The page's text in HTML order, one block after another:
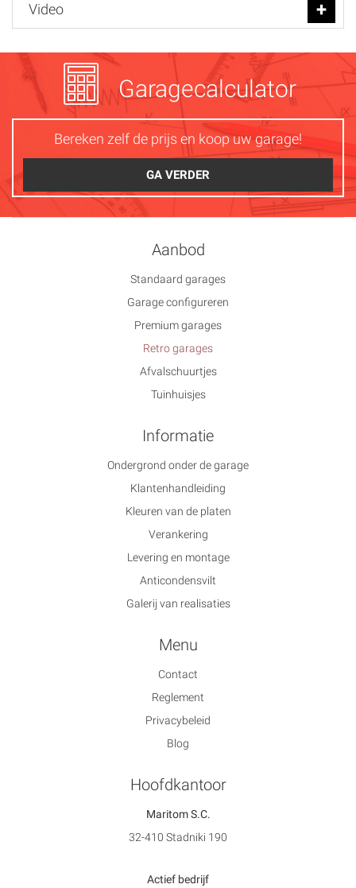
Video
Garagecalculator
Bereken zelf de prijs en koop uw garage!
GA VERDER
Aanbod
Standaard garages
Garage configureren
Premium garages
Retro garages
Afvalschuurtjes
Tuinhuisjes
Informatie
Ondergrond onder de garage
Klantenhandleiding
Kleuren van de platen
Verankering
Levering en montage
Anticondensvilt
Galerij van realisaties
Menu
Contact
Reglement
Privacybeleid
Blog
Hoofdkantoor
Maritom S.C.
32-410 Stadniki 190
Actief bedrijf